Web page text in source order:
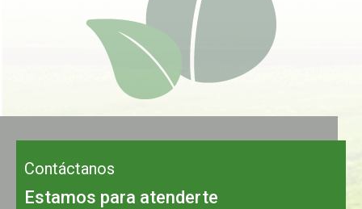
Contáctanos
Estamos para atenderte